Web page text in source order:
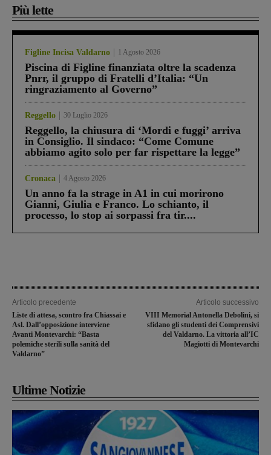
Più lette
Figline Incisa Valdarno 1 Agosto 2026
Piscina di Figline finanziata oltre la scadenza
Pnrr, il gruppo di Fratelli d’Italia: “Un
ringraziamento al Governo”
Reggello 30 Luglio 2026
Reggello, la chiusura di ‘Mordi e fuggi’ arriva
in Consiglio. Il sindaco: “Come Comune
abbiamo agito solo per far rispettare la legge”
Cronaca 4 Agosto 2026
Un anno fa la strage in A1 in cui morirono
Gianni, Giulia e Franco. Lo schianto, il
processo, lo stop ai sorpassi fra tir....
Articolo precedente
Liste di attesa, scontro fra Chiassai e
Asl. Dall’opposizione interviene
Avanti Montevarchi: “Basta
polemiche sterili sulla sanità del
Valdarno”
Articolo successivo
VIII Memorial Antonella Debolini, si
sfidano gli studenti dei Comprensivi
del Valdarno. La vittoria all’IC
Magiotti di Montevarchi
Ultime Notizie